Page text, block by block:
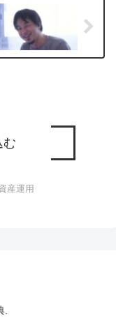
む
産運用
.